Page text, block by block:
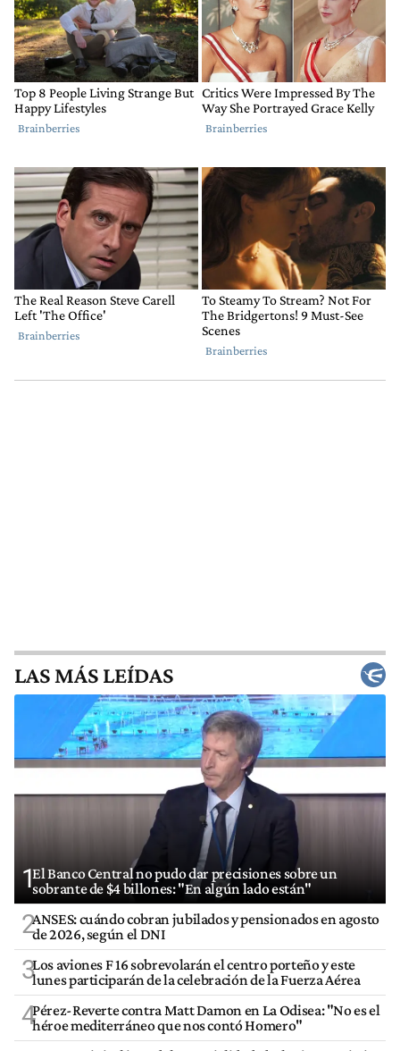
LAS MÁS LEÍDAS
1El Banco Central no pudo dar precisiones sobre un
sobrante de $4 billones: "En algún lado están"
2ANSES: cuándo cobran jubilados y pensionados en agosto
de 2026, según el DNI
3Los aviones F 16 sobrevolarán el centro porteño y este
lunes participarán de la celebración de la Fuerza Aérea
4Pérez-Reverte contra Matt Damon en La Odisea: "No es el
héroe mediterráneo que nos contó Homero"